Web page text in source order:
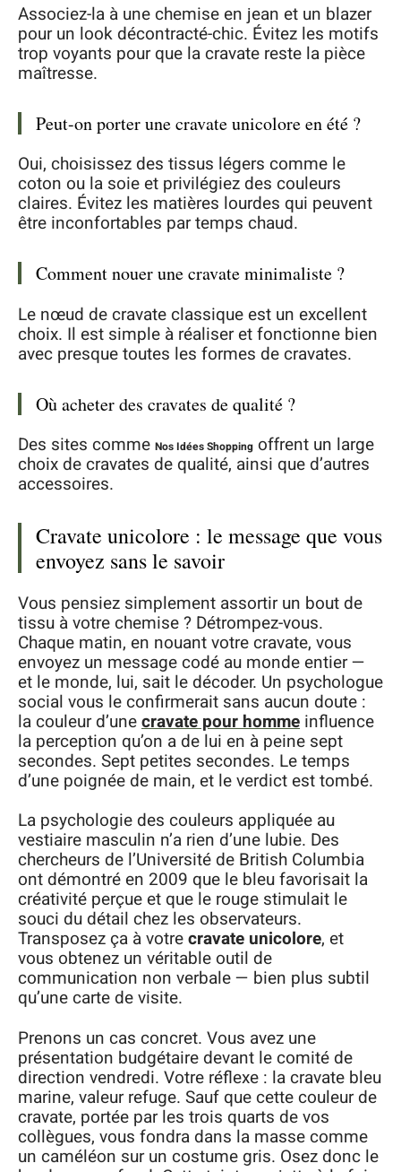
Associez-la à une chemise en jean et un blazer
pour un look décontracté-chic. Évitez les motifs
trop voyants pour que la cravate reste la pièce
maîtresse.
Peut-on porter une cravate unicolore en été ?
Oui, choisissez des tissus légers comme le
coton ou la soie et privilégiez des couleurs
claires. Évitez les matières lourdes qui peuvent
être inconfortables par temps chaud.
Comment nouer une cravate minimaliste ?
Le nœud de cravate classique est un excellent
choix. Il est simple à réaliser et fonctionne bien
avec presque toutes les formes de cravates.
Où acheter des cravates de qualité ?
Des sites comme Nos Idées Shopping offrent un large
choix de cravates de qualité, ainsi que d’autres
accessoires.
Cravate unicolore : le message que vous
envoyez sans le savoir
Vous pensiez simplement assortir un bout de
tissu à votre chemise ? Détrompez-vous.
Chaque matin, en nouant votre cravate, vous
envoyez un message codé au monde entier —
et le monde, lui, sait le décoder. Un psychologue
social vous le confirmerait sans aucun doute :
la couleur d’unecravate pour homme influence
la perception qu’on a de lui en à peine sept
secondes. Sept petites secondes. Le temps
d’une poignée de main, et le verdict est tombé.
La psychologie des couleurs appliquée au
vestiaire masculin n’a rien d’une lubie. Des
chercheurs de l’Université de British Columbia
ont démontré en 2009 que le bleu favorisait la
créativité perçue et que le rouge stimulait le
souci du détail chez les observateurs.
Transposez ça à votrecravate unicolore, et
vous obtenez un véritable outil de
communication non verbale — bien plus subtil
qu’une carte de visite.
Prenons un cas concret. Vous avez une
présentation budgétaire devant le comité de
direction vendredi. Votre réflexe : la cravate bleu
marine, valeur refuge. Sauf que cette couleur de
cravate, portée par les trois quarts de vos
collègues, vous fondra dans la masse comme
un caméléon sur un costume gris. Osez donc le